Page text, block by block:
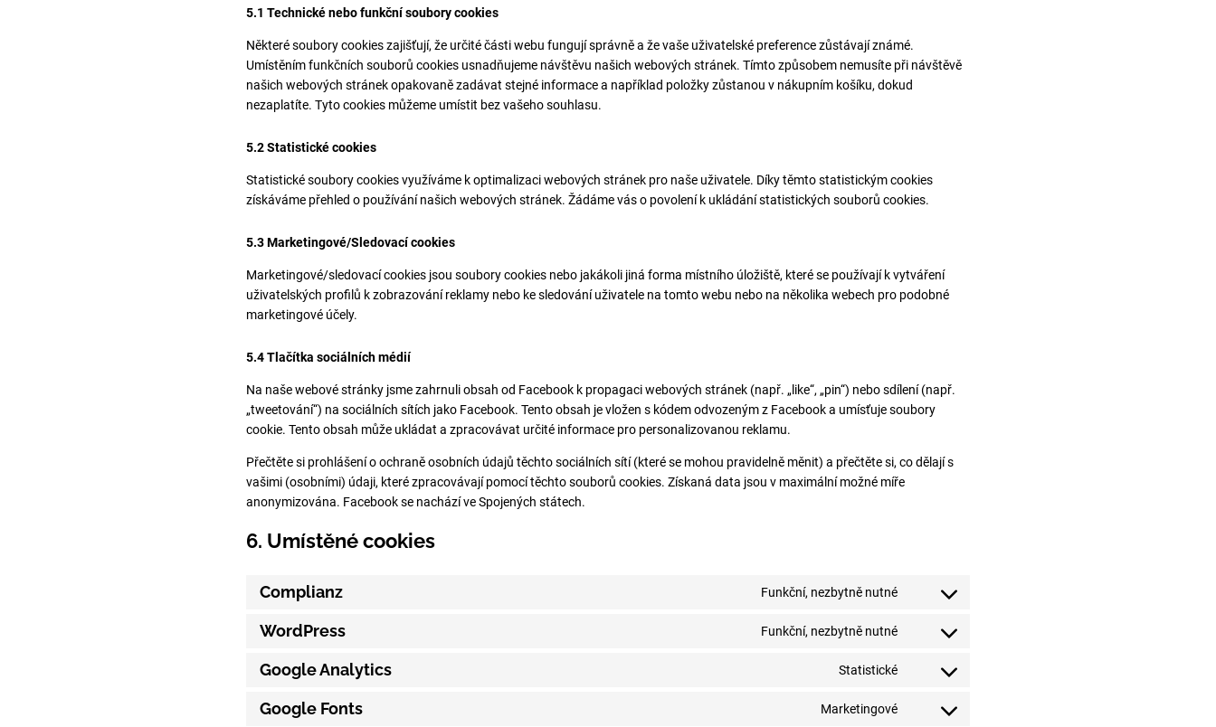
5.1 Technické nebo funkční soubory cookies
Některé soubory cookies zajišťují, že určité části webu fungují správně a že vaše uživatelské preference zůstávají známé.
Umístěním funkčních souborů cookies usnadňujeme návštěvu našich webových stránek. Tímto způsobem nemusíte při návštěvě
našich webových stránek opakovaně zadávat stejné informace a například položky zůstanou v nákupním košíku, dokud
nezaplatíte. Tyto cookies můžeme umístit bez vašeho souhlasu.
5.2 Statistické cookies
Statistické soubory cookies využíváme k optimalizaci webových stránek pro naše uživatele. Díky těmto statistickým cookies
získáváme přehled o používání našich webových stránek. Žádáme vás o povolení k ukládání statistických souborů cookies.
5.3 Marketingové/Sledovací cookies
Marketingové/sledovací cookies jsou soubory cookies nebo jakákoli jiná forma místního úložiště, které se používají k vytváření
uživatelských profilů k zobrazování reklamy nebo ke sledování uživatele na tomto webu nebo na několika webech pro podobné
marketingové účely.
5.4 Tlačítka sociálních médií
Na naše webové stránky jsme zahrnuli obsah od Facebook k propagaci webových stránek (např. „like“, „pin“) nebo sdílení (např.
„tweetování“) na sociálních sítích jako Facebook. Tento obsah je vložen s kódem odvozeným z Facebook a umísťuje soubory
cookie. Tento obsah může ukládat a zpracovávat určité informace pro personalizovanou reklamu.
Přečtěte si prohlášení o ochraně osobních údajů těchto sociálních sítí (které se mohou pravidelně měnit) a přečtěte si, co dělají s
vašimi (osobními) údaji, které zpracovávají pomocí těchto souborů cookies. Získaná data jsou v maximální možné míře
anonymizována. Facebook se nachází ve Spojených státech.
6. Umístěné cookies
Complianz Funkční, nezbytně nutné
Consent
service
WordPress Funkční, nezbytně nutné
Consent
service
Google Analytics Statistické
Consent
service
Google Fonts Marketingové
Consent